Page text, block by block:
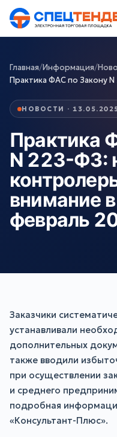
Главная/Информация/
Практика ФАС по Закону
НОВОСТИ ·
Практика
N 223-ФЗ:
внимание
февраль
Заказчики
устанавливали
дополнительных
также вводили
при осуществлении
и среднего
подробная
«Консультант-Плюс».